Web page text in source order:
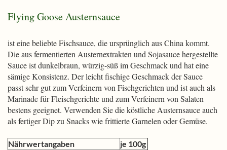
Flying Goose Austernsauce
ist eine beliebte Fischsauce, die ursprünglich aus China kommt.
Die aus fermentierten Austernextrakten und Sojasauce hergestellte
Sauce ist dunkelbraun, würzig-süß im Geschmack und hat eine
sämige Konsistenz. Der leicht fischige Geschmack der Sauce
passt sehr gut zum Verfeinern von Fischgerichten und ist auch als
Marinade für Fleischgerichte und zum Verfeinern von Salaten
bestens geeignet. Verwenden Sie die köstliche Austernsauce auch
als fertiger Dip zu Snacks wie frittierte Garnelen oder Gemüse.
Nährwertangaben
je 100g